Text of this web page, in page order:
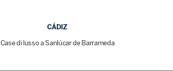
CÁDIZ
Case di lusso a Sanlúcar de Barrameda